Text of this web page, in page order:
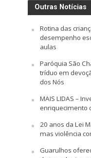
Outras Notícias
Rotina das
desempenho
aulas
Paróquia São
tríduo em
dos Nós
MAIS LIDAS –
enriquecimento
20 anos da Lei
mas violência
Guarulhos